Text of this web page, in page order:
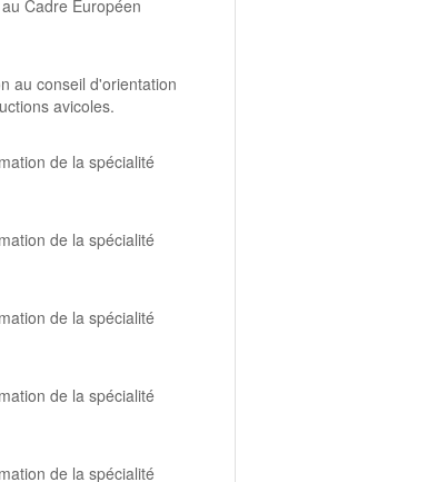
Cadre Européen
au conseil d'orientation
avicoles.
de la spécialité
de la spécialité
de la spécialité
de la spécialité
de la spécialité